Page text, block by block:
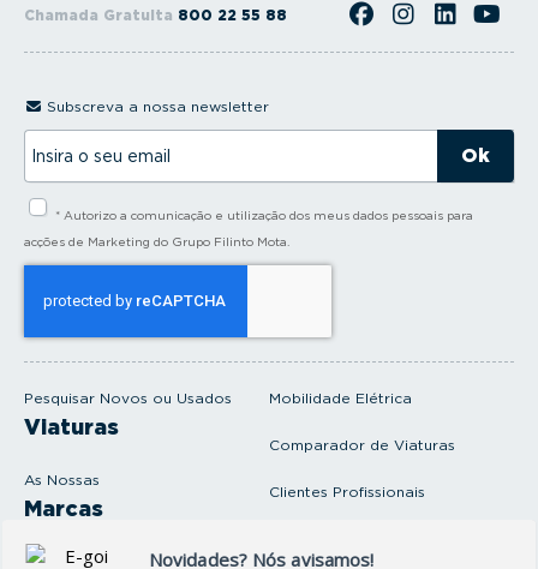
Chamada Gratuita 800 22 55 88
Pesquisar Novos ou Usados
Viaturas
As Nossas
Marcas
Produtos e serviços
Mobilidade Elétrica
Comparador de Viaturas
Clientes Profissionais
Subscreva a nossa newsletter
s
* Autorizo a comunicação e utilização dos meus dados pessoais para
acções de Marketing do Grupo Filinto Mota.